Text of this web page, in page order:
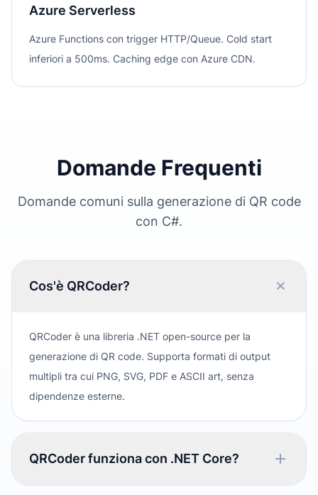
Azure Serverless
Azure Functions con trigger HTTP/Queue. Cold start
inferiori a 500ms. Caching edge con Azure CDN.
Domande Frequenti
Domande comuni sulla generazione di QR code
con C#.
Cos'è QRCoder?
QRCoder è una libreria .NET open-source per la
generazione di QR code. Supporta formati di output
multipli tra cui PNG, SVG, PDF e ASCII art, senza
dipendenze esterne.
QRCoder funziona con .NET Core?